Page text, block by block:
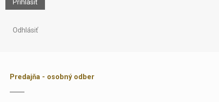
Prihlásiť
Odhlásiť
Predajňa - osobný odber